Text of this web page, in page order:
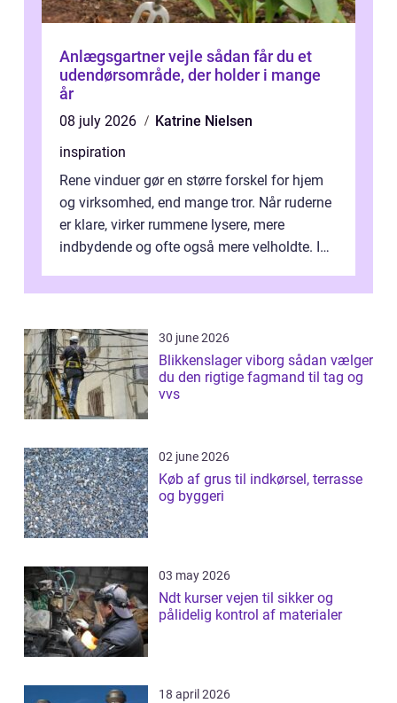
Anlægsgartner vejle sådan får du et
udendørsområde, der holder i mange
år
08 july 2026
Katrine Nielsen
inspiration
Rene vinduer gør en større forskel for hjem
og virksomhed, end mange tror. Når ruderne
er klare, virker rummene lysere, mere
indbydende og ofte også mere velholdte. I
30 june 2026
Blikkenslager viborg sådan vælger
du den rigtige fagmand til tag og
vvs
02 june 2026
Køb af grus til indkørsel, terrasse
og byggeri
03 may 2026
Ndt kurser vejen til sikker og
pålidelig kontrol af materialer
18 april 2026